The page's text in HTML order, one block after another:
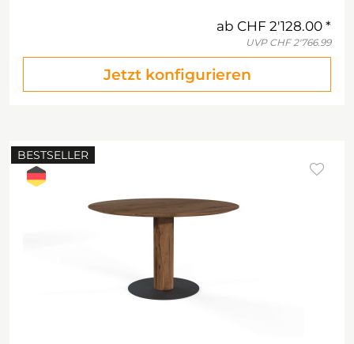
ab CHF 2'128.00
UVP CHF 2'766.99
Jetzt konfigurieren
BESTSELLER